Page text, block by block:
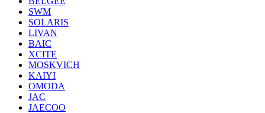
SWM
SOLARIS
LIVAN
BAIC
XCITE
MOSKVICH
KAIYI
OMODA
JAC
JAECOO